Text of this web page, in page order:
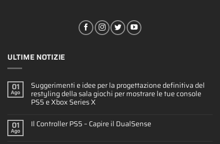
ULTIME NOTIZIE
01
Ago
Suggerimenti e idee per la progettazione definitiva del
restyling della sala giochi per mostrare le tue console
PS5 e Xbox Series X
01
Ago
Il Controller PS5 – Capire il DualSense